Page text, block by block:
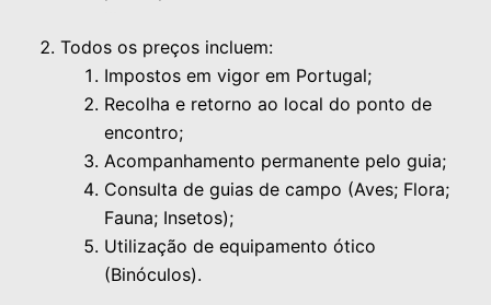
Todos os preços incluem:
Impostos em vigor em Portugal;
Recolha e retorno ao local do ponto de
encontro;
Acompanhamento permanente pelo guia;
Consulta de guias de campo (Aves; Flora;
Fauna; Insetos);
Utilização de equipamento ótico
(Binóculos).